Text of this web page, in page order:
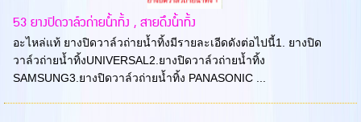
53 ยางปิดวาล์วถ่ายน้ำทิ้ง , สายดึงน้ำทิ้ง
อะไหล่แท้ ยางปิดวาล์วถ่ายน้ำทิ้งมีรายละเอีดดังต่อไปนี้1. ยางปิด
วาล์วถ่ายน้ำทิ้งUNIVERSAL2.ยางปิดวาล์วถ่ายน้ำทิ้ง
SAMSUNG3.ยางปิดวาล์วถ่ายน้ำทิ้ง PANASONIC ...